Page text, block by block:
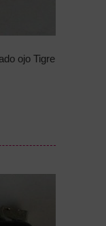
ojo Tigre